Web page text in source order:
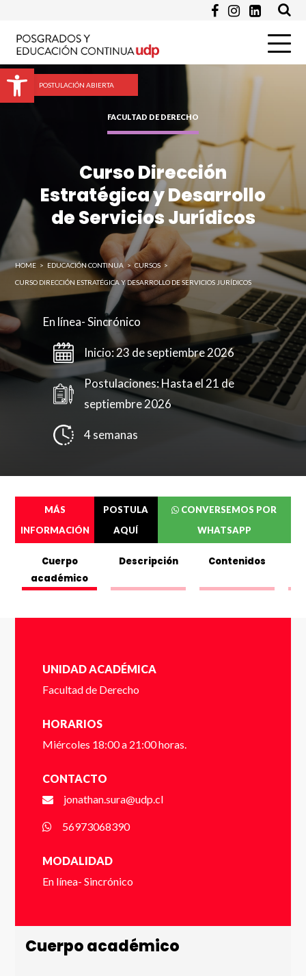
Abrir barra de herramientas
Pregunta
Enviar
POSTULACIÓN ABIERTA
FACULTAD DE DERECHO
Curso Dirección
Estratégica y Desarrollo
de Servicios Jurídicos
HOME > EDUCACIÓN CONTINUA > CURSOS >
CURSO DIRECCIÓN ESTRATÉGICA Y DESARROLLO DE SERVICIOS JURÍDICOS
En línea- Sincrónico
Inicio: 23 de septiembre 2026
Postulaciones: Hasta el 21 de
septiembre 2026
4 semanas
MÁS
INFORMACIÓN
POSTULA
AQUÍ
CONVERSEMOS POR
WHATSAPP
Cuerpo
académico
Descripción Contenidos
UNIDAD ACADÉMICA
Facultad de Derecho
HORARIOS
Miércoles 18:00 a 21:00 horas.
CONTACTO
jonathan.sura@udp.cl
56973068390
MODALIDAD
En línea- Sincrónico
Cuerpo académico
18410112) *